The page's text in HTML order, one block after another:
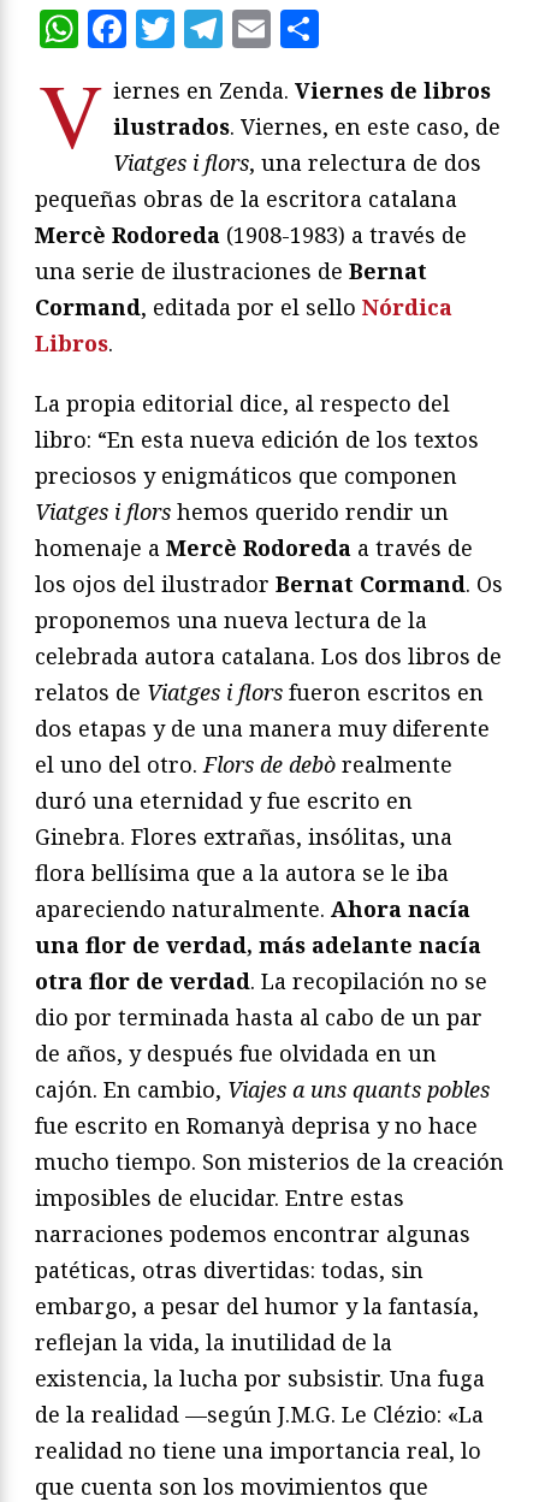
WhatsApp
Facebook
Twitter
Telegram
Email
V iernes en Zenda. Viernes de libros
ilustrados. Viernes, en este caso, de
Viatges i flors, una relectura de dos
pequeñas obras de la escritora catalana
Mercè Rodoreda (1908-1983) a través de
una serie de ilustraciones de Bernat
Cormand, editada por el sello Nórdica
Libros.
La propia editorial dice, al respecto del
libro: “En esta nueva edición de los textos
preciosos y enigmáticos que componen
Viatges i flors hemos querido rendir un
homenaje a Mercè Rodoreda a través de
los ojos del ilustrador Bernat Cormand. Os
proponemos una nueva lectura de la
celebrada autora catalana. Los dos libros de
relatos de Viatges i flors fueron escritos en
dos etapas y de una manera muy diferente
el uno del otro.Flors de debò realmente
duró una eternidad y fue escrito en
Ginebra. Flores extrañas, insólitas, una
flora bellísima que a la autora se le iba
apareciendo naturalmente. Ahora nacía
una flor de verdad, más adelante nacía
otra flor de verdad. La recopilación no se
dio por terminada hasta al cabo de un par
de años, y después fue olvidada en un
cajón. En cambio, Viajes a uns quants pobles
fue escrito en Romanyà deprisa y no hace
mucho tiempo. Son misterios de la creación
imposibles de elucidar. Entre estas
narraciones podemos encontrar algunas
patéticas, otras divertidas: todas, sin
embargo, a pesar del humor y la fantasía,
reflejan la vida, la inutilidad de la
existencia, la lucha por subsistir. Una fuga
de la realidad —según J.M.G. Le Clézio: «La
realidad no tiene una importancia real, lo
que cuenta son los movimientos que